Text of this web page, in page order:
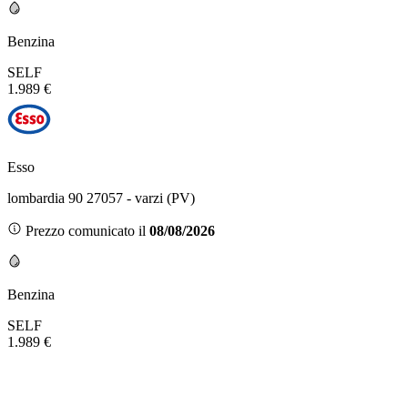
Benzina
SELF
1.989 €
Esso
lombardia 90 27057 - varzi (PV)
Prezzo comunicato il 08/08/2026
Benzina
SELF
1.989 €